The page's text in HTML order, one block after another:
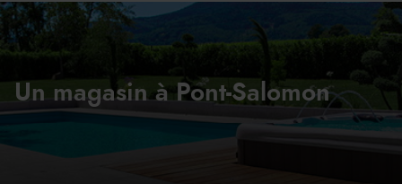
Aquilus
Un magasinà Pont-Salomon